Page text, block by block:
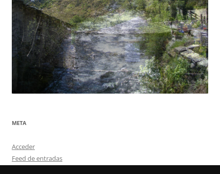
META
Acceder
Feed de entradas